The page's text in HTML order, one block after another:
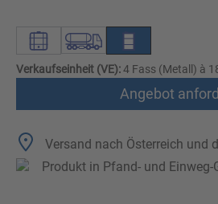
Verkaufseinheit (VE):4 Fass (Metall) à
Angebot
Versand nach Österreich und
Produkt in Pfand- und